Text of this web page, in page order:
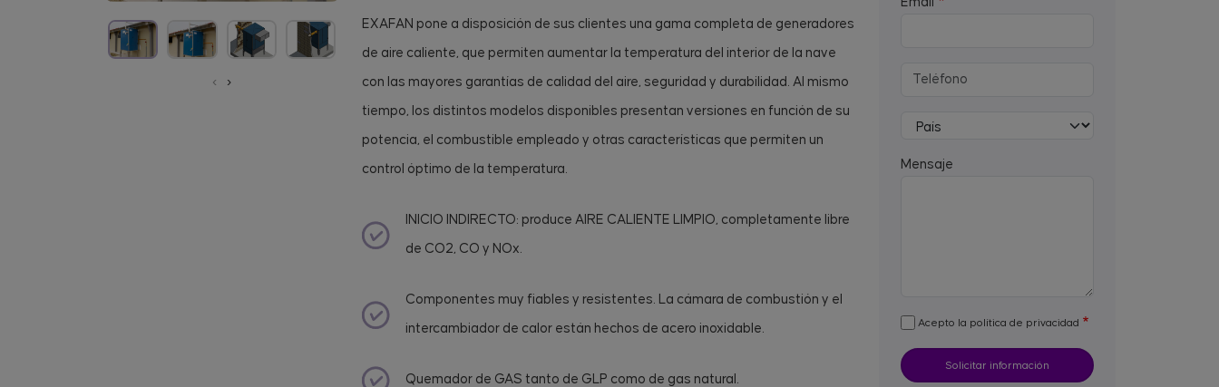
‹ ›
EXAFAN pone a disposición de sus clientes una gama completa de generadores
de aire caliente, que permiten aumentar la temperatura del interior de la nave
con las mayores garantías de calidad del aire, seguridad y durabilidad. Al mismo
tiempo, los distintos modelos disponibles presentan versiones en función de su
potencia, el combustible empleado y otras características que permiten un
control óptimo de la temperatura.
INICIO INDIRECTO: produce AIRE CALIENTE LIMPIO, completamente libre
de CO2, CO y NOx.
Componentes muy fiables y resistentes. La cámara de combustión y el
intercambiador de calor están hechos de acero inoxidable.
Quemador de GAS tanto de GLP como de gas natural.
Mensaje
Acepto la política de privacidad